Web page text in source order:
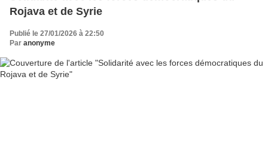
Rojava et de Syrie
Publié le 27/01/2026 à 22:50
Par anonyme